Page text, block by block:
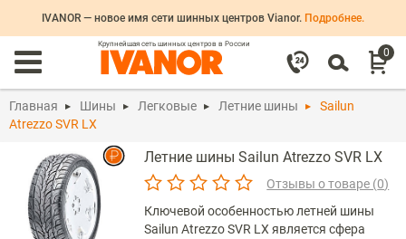
IVANOR — новое имя сети шинных центров Vianor. Подробнее.
0
Крупнейшая сеть шинных центров в России
Главная Шины Легковые Летние шины
Sailun
Atrezzo SVR LX
Летние шины Sailun Atrezzo SVR LX
Отзывы о товаре (0)
Ключевой особенностью летней шины
Sailun Atrezzo SVR LX является сфера